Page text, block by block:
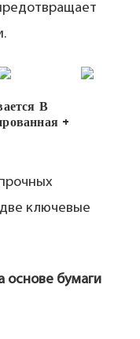
В
+
ключевые
основе бумаги